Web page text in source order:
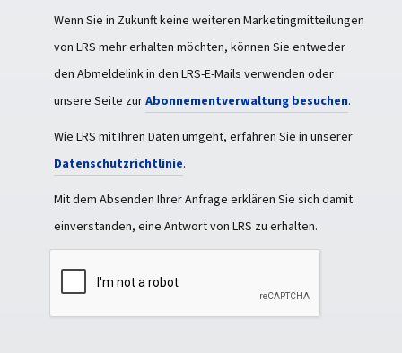
Wenn Sie in Zukunft keine weiteren Marketingmitteilungen
von LRS mehr erhalten möchten, können Sie entweder
den Abmeldelink in den LRS-E-Mails verwenden oder
unsere Seite zurAbonnementverwaltung besuchen.
Wie LRS mit Ihren Daten umgeht, erfahren Sie in unserer
Datenschutzrichtlinie.
Mit dem Absenden Ihrer Anfrage erklären Sie sich damit
einverstanden, eine Antwort von LRS zu erhalten.